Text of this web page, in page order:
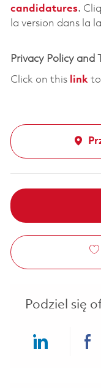
candidatures.
la version dans la
Privacy Policy and
Click on this linkto
Podziel się